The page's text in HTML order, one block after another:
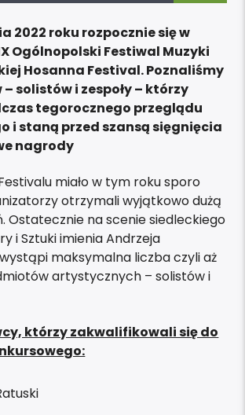
2022 roku rozpocznie się w
Ogólnopolski Festiwal Muzyki
Hosanna Festival. Poznaliśmy
solistów i zespoły – którzy
tegorocznego przeglądu
i staną przed szansą sięgnięcia
nagrody
miało w tym roku sporo
otrzymali wyjątkowo dużą
Ostatecznie na scenie siedleckiego
i Sztuki imienia Andrzeja
maksymalna liczba czyli aż
artystycznych – solistów i
którzy zakwalifikowali się do